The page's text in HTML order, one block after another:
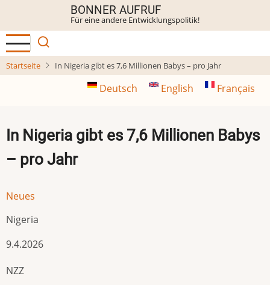
Inhalt
BONNER AUFRUF
Für eine andere Entwicklungspolitik!
Startseite In Nigeria gibt es 7,6 Millionen Babys – pro Jahr
Deutsch English Français
In Nigeria gibt es 7,6 Millionen Babys
– pro Jahr
Neues
Nigeria
9.4.2026
NZZ